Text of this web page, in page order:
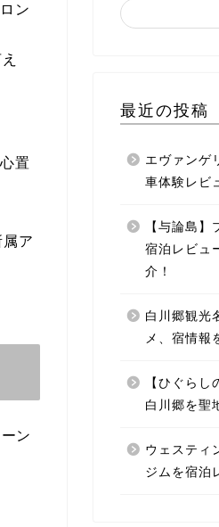
ン
置
ア
ン
最近の投稿
エヴァンゲ
車体験レビ
【与論島
宿泊レビュ
介！
白川郷観光
メ、宿情報
【ひぐら
白川郷を聖
ウェスティ
ジムを宿泊